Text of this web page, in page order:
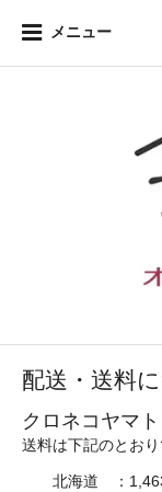
メニュー
配送・送料
クロネコヤマト
送料は下記のとお
北海道 ：1,463